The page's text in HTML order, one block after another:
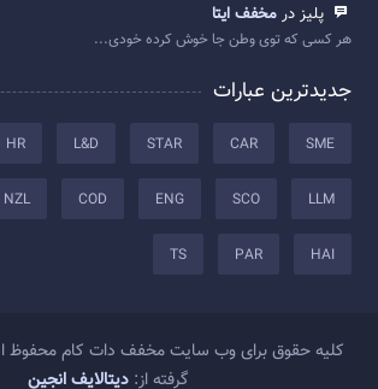
پلیز در مخفف ایتا
هر کسی که توی وطن جا خوش کرده خودی...
جدیدترین عبارات
SME
CAR
STAR
L&D
HR
LLM
SCO
ENG
COD
NZL
HAI
PAR
TS
کلیه حقوق برای وب سایت مخفف دات کام
گرفته از: دیتالایف انجین